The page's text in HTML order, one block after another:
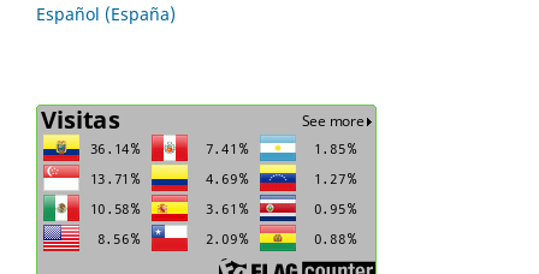
Español (España)